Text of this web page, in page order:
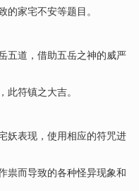
的家宅不安等题目。
五道，借助五岳之神的威严
此符镇之大吉。
妖表现，使用相应的符咒进
祟而导致的各种怪异现象和